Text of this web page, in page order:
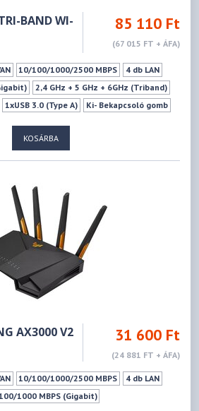
BAND WI-
85 110 Ft
(67 015 FT + ÁFA)
10/100/1000/2500 MBPS
4 db LAN
2,4 GHz + 5 GHz + 6GHz (Triband)
1xUSB 3.0 (Type A)
Ki- Bekapcsoló gomb
Vendéghálózat
KOSÁRBA
AX3000 V2 31 600 Ft
(24 881 FT + ÁFA)
10/100/1000/2500 MBPS
4 db LAN
1000 MBPS (Gigabit)